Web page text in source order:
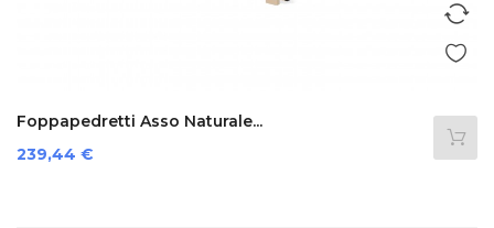
Foppapedretti Asso Naturale...
Prezzo
239,44 €